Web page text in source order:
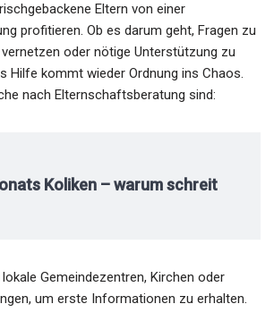
Eltern von einer
profitieren. Ob es darum geht, Fragen zu
oder nötige Unterstützung zu
Hilfe kommt wieder Ordnung ins Chaos.
nach Elternschaftsberatung sind:
Koliken – warum schreit
Gemeindezentren, Kirchen oder
um erste Informationen zu erhalten.